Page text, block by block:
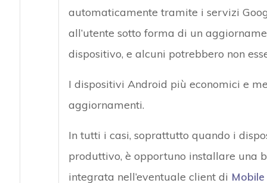
automaticamente tramite i servizi
all’utente sotto forma di un
dispositivo, e alcuni potrebbero non
I dispositivi Android più economici e
aggiornamenti.
In tutti i casi, soprattutto quando i
produttivo, è opportuno installare una
integrata nell’eventuale client di